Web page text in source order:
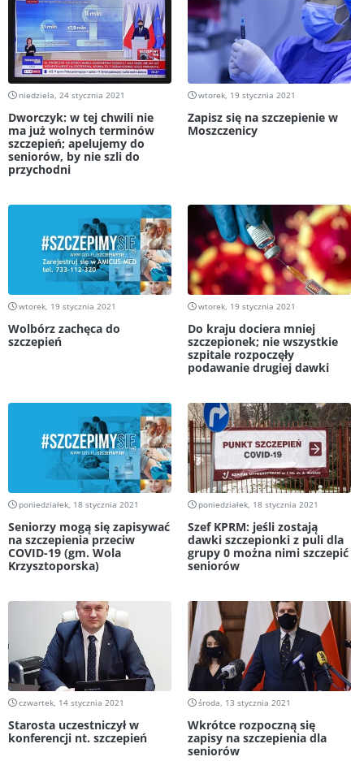
niedziela, 24 stycznia 2021
Dworczyk: w tej chwili nie
ma już wolnych terminów
szczepień; apelujemy do
seniorów, by nie szli do
przychodni
wtorek, 19 stycznia 2021
Zapisz się na szczepienie w
Moszczenicy
wtorek, 19 stycznia 2021
Wolbórz zachęca do
szczepień
wtorek, 19 stycznia 2021
Do kraju dociera mniej
szczepionek; nie wszystkie
szpitale rozpoczęły
podawanie drugiej dawki
poniedziałek, 18 stycznia 2021
Seniorzy mogą się zapisywać
na szczepienia przeciw
COVID-19 (gm. Wola
Krzysztoporska)
poniedziałek, 18 stycznia 2021
Szef KPRM: jeśli zostają
dawki szczepionki z puli dla
grupy 0 można nimi szczepić
seniorów
czwartek, 14 stycznia 2021
Starosta uczestniczył w
konferencji nt. szczepień
środa, 13 stycznia 2021
Wkrótce rozpoczną się
zapisy na szczepienia dla
seniorów